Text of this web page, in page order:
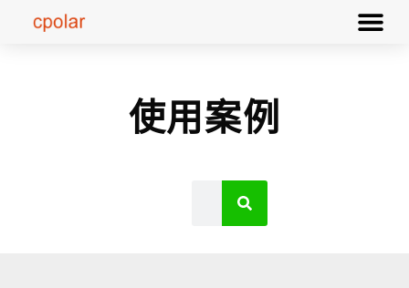
使用案例